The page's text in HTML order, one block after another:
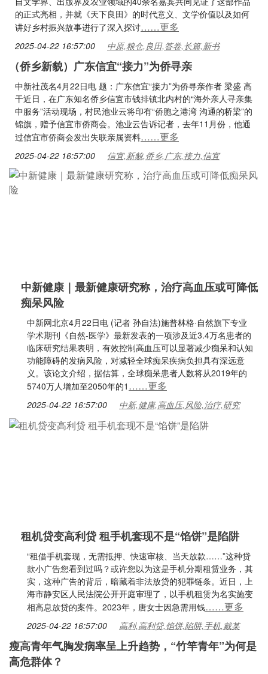
的正式亮相，并就《天下良田》的时代意义、文学价值以及如何
讲好乡村振兴故事进行了深入探讨……更多
2025-04-22 16:57:00 中原,粮仓,良田,答卷,长篇,新书
（侨乡新貌）广东信宜“接力”为侨寻亲
中新社茂名4月22日电 题：广东信宜“接力”为侨寻亲作者 梁盛 高
干近日，在广东知名侨乡信宜市钱排镇北内村的“海外亲人寻亲集
中服务”活动现场，村民池业云将印有“侨胞之港湾 沟通的桥梁”的
锦旗，赠予信宜市侨商会。池业云告诉记者，去年11月份，他通
过信宜市侨商会发出失联亲属资料……更多
2025-04-22 16:57:00 信宜,新貌,侨乡,广东,接力,信宜
中新健康｜最新健康研究称，治疗高血压或可降低
痴呆风险
中新网北京4月22日电 (记者 孙自法)施普林格·自然旗下专业
学术期刊《自然-医学》最新发表的一项涉及近3.4万名患者的
临床研究结果表明，有效控制高血压可以显著减少痴呆和认知
功能障碍的发病风险，对减轻全球痴呆疾病负担具有深远意
义。该论文介绍，据估算，全球痴呆患者人数将从2019年的
5740万人增加至2050年的1 ……更多
2025-04-22 16:57:00 中新,健康,高血压,风险,治疗,研究
租机贷变高利贷 租手机套现不是“馅饼”是陷阱
“租借手机套现，无需抵押、快速审核、当天放款……”这种贷
款小广告您看到过吗？或许您以为这是手机分期租赁业务，其
实，这种广告的背后，暗藏着非法放贷的犯罪链条。近日，上
海市静安区人民法院公开开庭审理了，以手机租赁为名实施变
相高息放贷的案件。2023年，唐女士因急需用钱……更多
2025-04-22 16:57:00 高利,高利贷,馅饼,陷阱,手机,戴某
瘦高青年气胸发病率呈上升趋势，“竹竿青年”为何是
高危群体？